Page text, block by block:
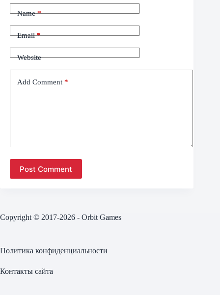
Name*
Email*
Website
Add Comment *
Post Comment
Copyright © 2017-2026 - Orbit Games
Политика конфиденциальности
Контакты сайта